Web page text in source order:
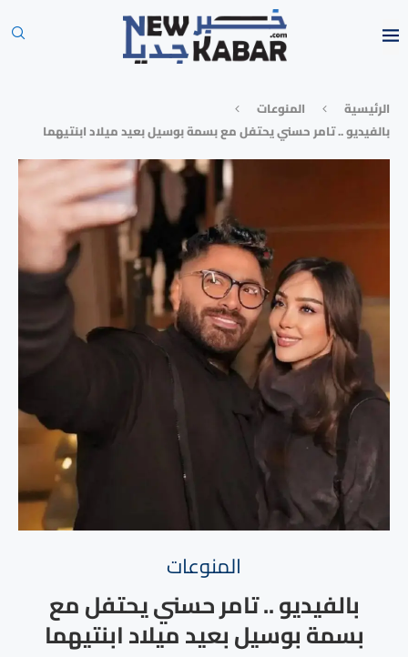
الرئيسية
المنوعات
بالفيديو .. تامر حسني يحتفل مع بسمة بوسيل بعيد ميلاد ابنتيهما
المنوعات
بالفيديو .. تامر حسني يحتفل مع
بسمة بوسيل بعيد ميلاد ابنتيهما